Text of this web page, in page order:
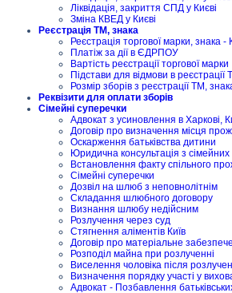
Ліквідація, закриття СПД у Києві
Зміна КВЕД у Києві
Реєстрація ТМ, знака
Реєстрація торгової марки, знака -
Платіж за дії в ЄДРПОУ
Вартість реєстрації торгової марки
Підстави для відмови в реєстрації
Розмір зборів з реєстрації ТМ,
Реквізити для оплати зборів
Сімейні суперечки
Адвокат з усиновлення в Харкові,
Договір про визначення місця
Оскарження батьківства дитини
Юридична консультація з
Встановлення факту спільного
Сімейні суперечки
Дозвіл на шлюб з неповнолітнім
Складання шлюбного договору
Визнання шлюбу недійсним
Розлучення через суд
Стягнення аліментів Київ
Договір про матеріальне
Розподіл майна при розлученні
Виселення чоловіка після
Визначення порядку участі у
Адвокат - Позбавлення